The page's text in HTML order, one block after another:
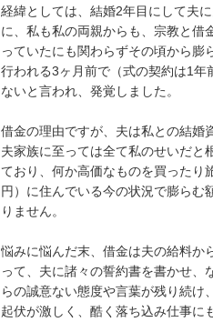
経緯としては、結婚2年目にして夫
に、私も私の両親からも、宗教と借
っていたにも関わらずその頃から膨
行われる3ヶ月前で（式の契約は1年
ないと言われ、発覚しました。
借金の理由ですが、夫は私との結婚
夫家族に至っては全て私のせいだと
ており、何か高価なものを買ったり
円）に住んでいる今の状況で膨らむ
りません。
悩みに悩んだ末、借金は夫の給料か
って、夫に諸々の誓約書を書かせ
らの誠意ない態度や言葉が残り続
起伏が激しく、酷く落ち込み仕事に